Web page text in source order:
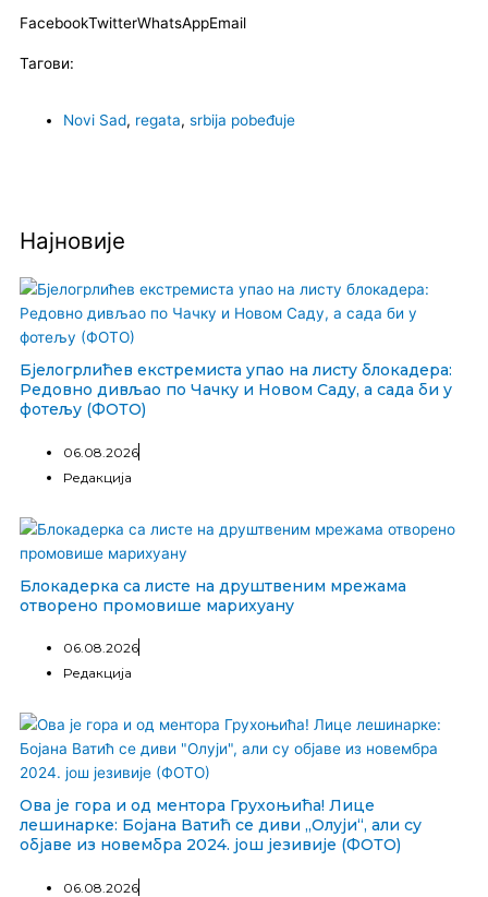
FacebookTwitterWhatsAppEmail
Тагови:
Novi Sad, regata, srbija pobeđuje
Најновије
Бјелогрлићев екстремиста упао на листу блокадера:
Редовно дивљао по Чачку и Новом Саду, а сада би у
фотељу (ФОТО)
06.08.2026
Редакција
Блокадерка са листе на друштвеним мрежама
отворено промовише марихуану
06.08.2026
Редакција
Ова је гора и од ментора Грухоњића! Лице
лешинарке: Бојана Ватић се диви „Олуји“, али су
објаве из новембра 2024. још језивије (ФОТО)
06.08.2026